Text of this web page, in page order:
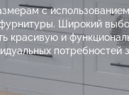
с
Широкий
красивую и
потребностей